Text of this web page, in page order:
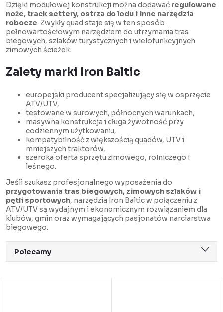
Dzięki modułowej konstrukcji można dodawać regulowane
noże, track settery, ostrza do lodu i inne narzędzia
robocze. Zwykły quad staje się w ten sposób
pełnowartościowym narzędziem do utrzymania tras
biegowych, szlaków turystycznych i wielofunkcyjnych
zimowych ścieżek.
Zalety marki Iron Baltic
europejski producent specjalizujący się w osprzęcie
ATV/UTV,
testowane w surowych, północnych warunkach,
masywna konstrukcja i długa żywotność przy
codziennym użytkowaniu,
kompatybilność z większością quadów, UTV i
mniejszych traktorów,
szeroka oferta sprzętu zimowego, rolniczego i
leśnego.
Jeśli szukasz profesjonalnego wyposażenia do
przygotowania tras biegowych, zimowych szlaków i
pętli sportowych, narzędzia Iron Baltic w połączeniu z
ATV/UTV są wydajnym i ekonomicznym rozwiązaniem dla
klubów, gmin oraz wymagających pasjonatów narciarstwa
biegowego.
o
Polecamy